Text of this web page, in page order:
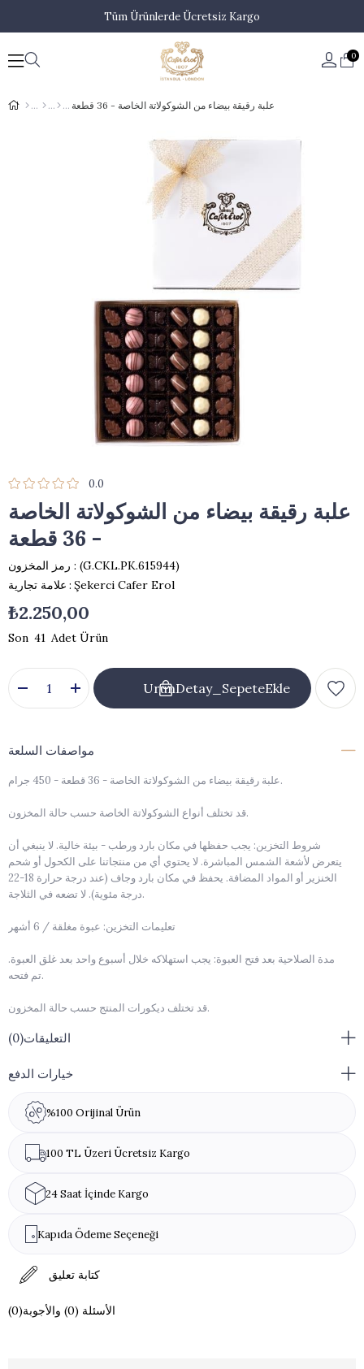
Tüm Ürünlerde Ücretsiz Kargo
0
علبة رقيقة بيضاء من الشوكولاتة الخاصة - 36 قطعة
0.0
علبة رقيقة بيضاء من الشوكولاتة الخاصة
- 36 قطعة
رمز المخزون
(G.CKL.PK.615944)
علامة تجارية : Şekerci Cafer Erol
₺2.250,00
41
مواصفات السلعة
علبة رقيقة بيضاء من الشوكولاتة الخاصة - 36 قطعة - 450 جرام.
قد تختلف أنواع الشوكولاتة الخاصة حسب حالة المخزون.
شروط التخزين: يجب حفظها في مكان بارد ورطب - بيئة خالية. لا ينبغي أن
يتعرض لأشعة الشمس المباشرة. لا يحتوي أي من منتجاتنا على الكحول أو شحم
الخنزير أو المواد المضافة. يحفظ في مكان بارد وجاف (عند درجة حرارة 18-22
درجة مئوية). لا تضعه في الثلاجة.
تعليمات التخزين: عبوة مغلقة / 6 أشهر
مدة الصلاحية بعد فتح العبوة: يجب استهلاكه خلال أسبوع واحد بعد غلق العبوة.
تم فتحه.
قد تختلف ديكورات المنتج حسب حالة المخزون.
تحذير من مسببات الحساسية : ليسيثين الصويا، اللاكتوز، المكسرات (البستاني،
التعليقات(0)
خيارات الدفع
%100 Orijinal Ürün
100 TL Üzeri Ücretsiz Kargo
24 Saat İçinde Kargo
Kapıda Ödeme Seçeneği
كتابة تعليق
(0)الأسئلة (0) والأجوبة